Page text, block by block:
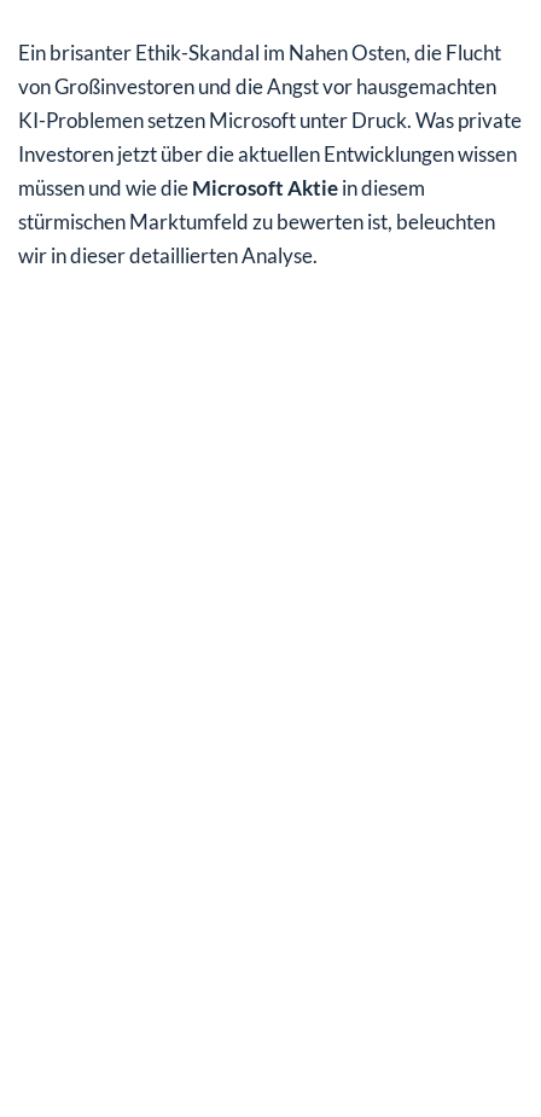
Big Tech
Ethik-Skandal und Führungswechsel bei Microsoft
Was bedeuten diese Turbulenzen für private
Investoren?
Ein brisanter Ethik-Skandal im Nahen Osten, die Flucht
von Großinvestoren und die Angst vor hausgemachten
KI-Problemen setzen Microsoft unter Druck. Was private
Investoren jetzt über die aktuellen Entwicklungen wissen
müssen und wie dieMicrosoft Aktiein diesem
stürmischen Marktumfeld zu bewerten ist, beleuchten
wir in dieser detaillierten Analyse.